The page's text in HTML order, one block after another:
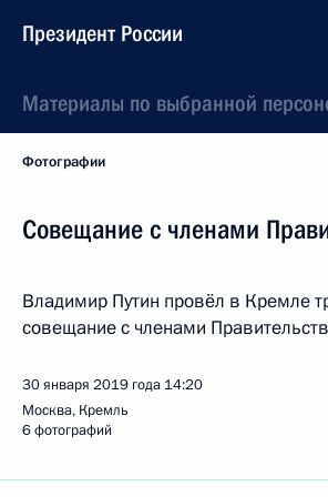
Президент России
Материалы по выбранной
Фотографии
Совещание с членами
Владимир Путин провёл в Кремле
совещание с членами
30 января 2019 года 14:20
Москва, Кремль
6 фотографий